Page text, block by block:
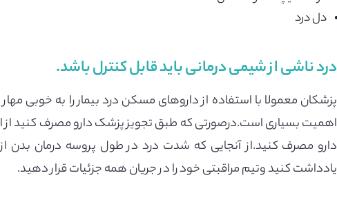
دل درد
درد ناشی از شیمی درمانی باید قابل کنترل باشد.
پزشکان معمولا با استفاده از دارو‌های مسکن درد بیمار را به
اهمیت بسیاری است.درصورتی که طبق تجویز پزشک دارو مصرف کنید از
دارو مصرف کنید.از آنجایی که شدت درد در طول پروسه درمان
یادداشت کنید وتیم مراقبتی خود را در جریان همه جزئیات قرار دهید.